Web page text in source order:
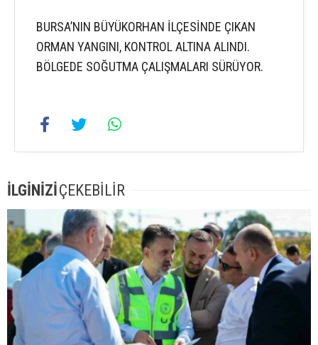
BURSA’NIN BÜYÜKORHAN İLÇESİNDE ÇIKAN
ORMAN YANGINI, KONTROL ALTINA ALINDI.
BÖLGEDE SOĞUTMA ÇALIŞMALARI SÜRÜYOR.
İLGİNİZİÇEKEBİLİR